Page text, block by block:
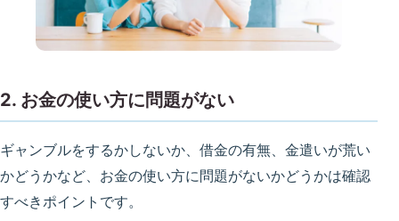
2. お金の使い方に問題がない
ギャンブルをするかしないか、借金の有無、金遣いが荒い
かどうかなど、お金の使い方に問題がないかどうかは確認
すべきポイントです。